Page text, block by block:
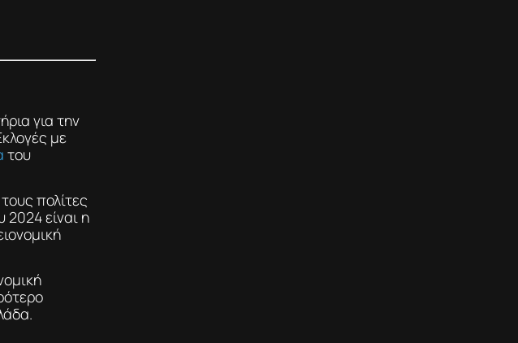
για την
με
του
πολίτες
είναι η